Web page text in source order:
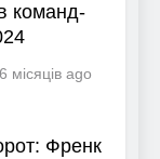
команд-
6 місяців ago
Френк